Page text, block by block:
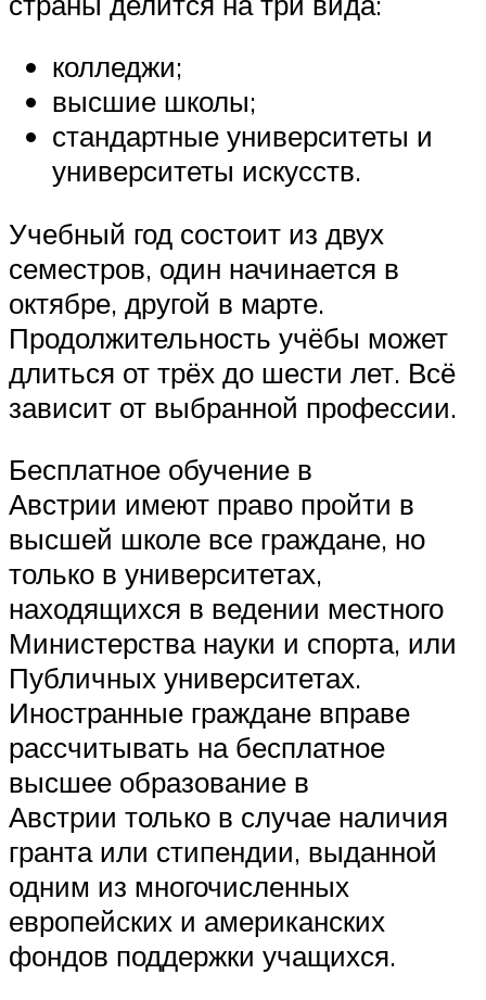
колледжи;
высшие школы;
стандартные университеты и
университеты искусств.
Учебный год состоит из двух
семестров, один начинается в
октябре, другой в марте.
Продолжительность учёбы может
длиться от трёх до шести лет. Всё
зависит от выбранной профессии.
Бесплатное обучение в
Австрии имеют право пройти в
высшей школе все граждане, но
только в университетах,
находящихся в ведении местного
Министерства науки и спорта, или
Публичных университетах.
Иностранные граждане вправе
рассчитывать на бесплатное
высшее образование в
Австрии только в случае наличия
гранта или стипендии, выданной
одним из многочисленных
европейских и американских
фондов поддержки учащихся.